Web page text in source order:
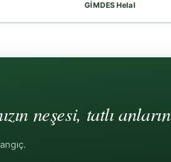
GİMDES Helal
neşesi, tatlı